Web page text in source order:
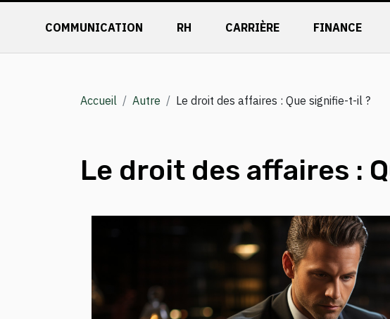
COMMUNICATION RH CARRIÈRE FINANCE
Accueil Autre Le droit des affaires : Que signifie-t-il ?
Le droit des affaires :